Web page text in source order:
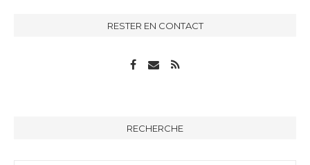
RESTER EN CONTACT
RECHERCHE